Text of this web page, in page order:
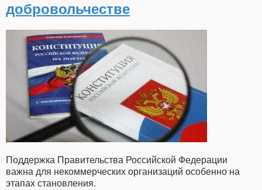
добровольчестве
Поддержка Правительства Российской Федерации
важна для некоммерческих организаций особенно на
этапах становления.